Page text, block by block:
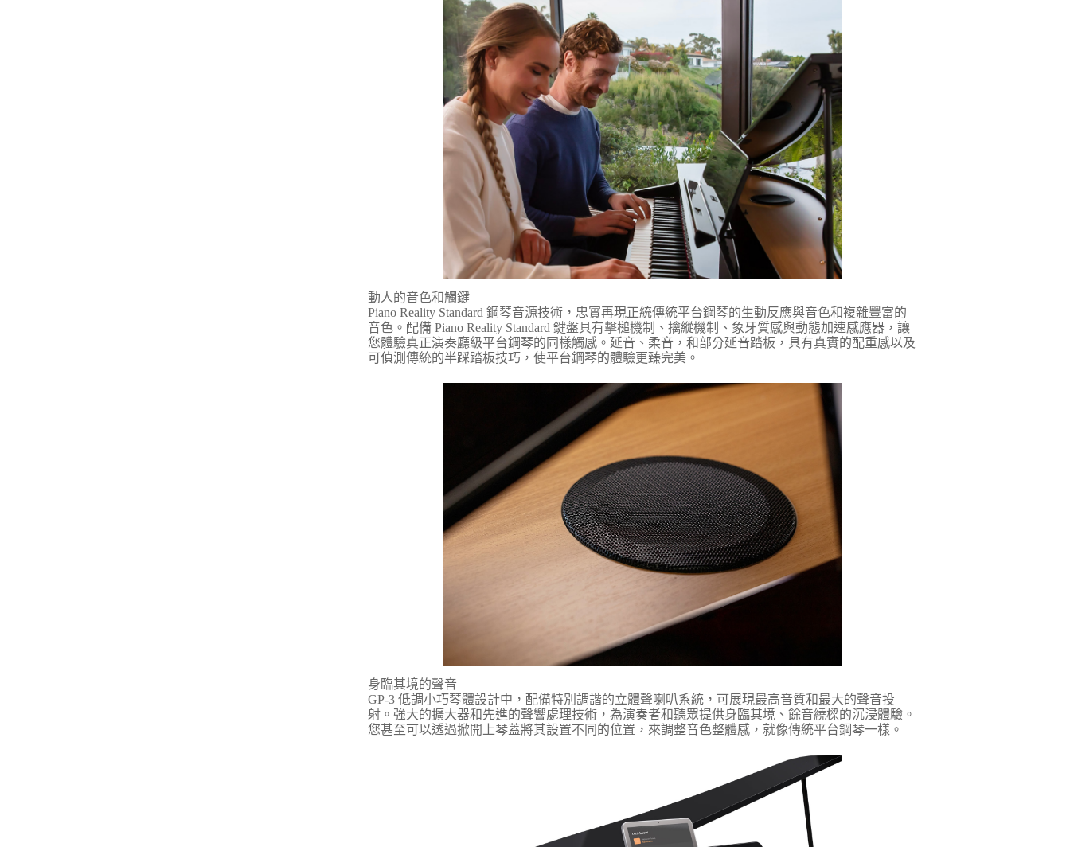
動人的音色和觸鍵
Piano Reality Standard 鋼琴音源技術，忠實再現正統傳統平台鋼琴的生動反應與音色和複雜豐富的
音色。配備 Piano Reality Standard 鍵盤具有擊槌機制、擒縱機制、象牙質感與動態加速感應器，讓
您體驗真正演奏廳級平台鋼琴的同樣觸感。延音、柔音，和部分延音踏板，具有真實的配重感以及
可偵測傳統的半踩踏板技巧，使平台鋼琴的體驗更臻完美。
身臨其境的聲音
GP-3 低調小巧琴體設計中，配備特別調諧的立體聲喇叭系統，可展現最高音質和最大的聲音投
射。強大的擴大器和先進的聲響處理技術，為演奏者和聽眾提供身臨其境、餘音繞樑的沉浸體驗。
您甚至可以透過掀開上琴蓋將其設置不同的位置，來調整音色整體感，就像傳統平台鋼琴一樣。